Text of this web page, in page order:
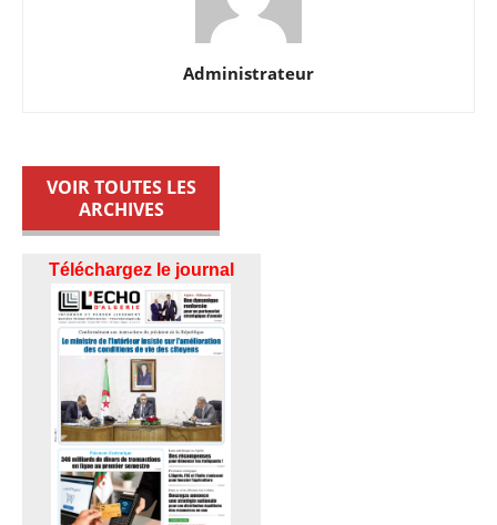
Administrateur
VOIR TOUTES LES
ARCHIVES